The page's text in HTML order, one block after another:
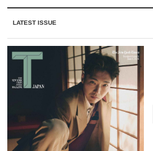
LATEST ISSUE